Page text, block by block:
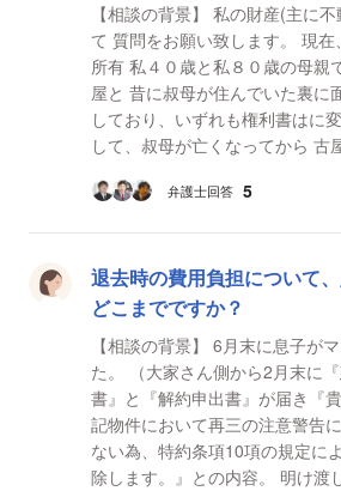
【相談の背景】 私の財産(主に
て 質問をお願い致します。 現在、私名義の自宅を２件
所有 私４０歳と私８０歳の母親
屋と 昔に叔母が住んでいた裏に
しており、いずれも権利書はに変
して、叔母が亡くなってから 古
弁護士回答 5
退去時の費用負担について
どこまでですか？
【相談の背景】 6月末に息子が
た。 （大家さん側から2月末に『建物賃貸契約解除通知
書』と『解約申出書』が届き『
記物件において再三の注意警告
ない為、特約条項10項の規定に
除します。』との内容。 明け渡